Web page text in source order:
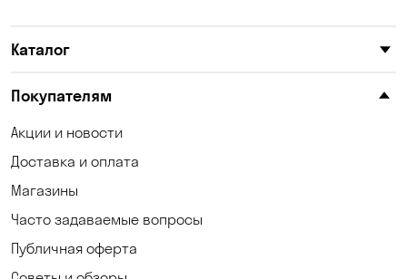
Киев
Княжичи
Котовка
Кривой Рог
Каталог
Покупателям
Акции и новости
Доставка и оплата
Магазины
Часто задаваемые вопросы
Публичная оферта